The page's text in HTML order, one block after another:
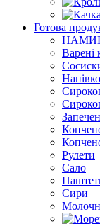
Готова
Варені
Рулети
Сало
Сири